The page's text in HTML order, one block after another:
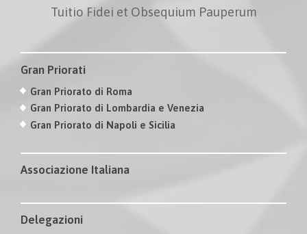
Tuitio Fidei et Obsequium Pauperum
Gran Priorati
Gran Priorato di Roma
Gran Priorato di Lombardia e Venezia
Gran Priorato di Napoli e Sicilia
Associazione Italiana
Delegazioni